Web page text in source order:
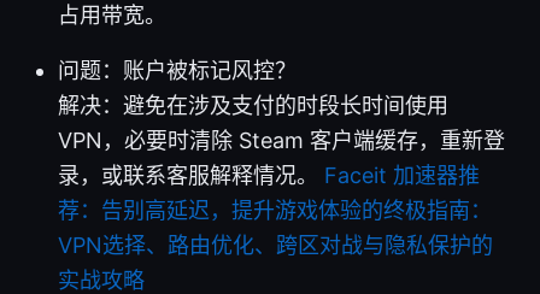
占用带宽。
问题：账户被标记风控？
解决：避免在涉及支付的时段长时间使用
VPN，必要时清除 Steam 客户端缓存，重新登
录，或联系客服解释情况。 Faceit 加速器推
荐：告别高延迟，提升游戏体验的终极指南：
VPN选择、路由优化、跨区对战与隐私保护的
实战攻略